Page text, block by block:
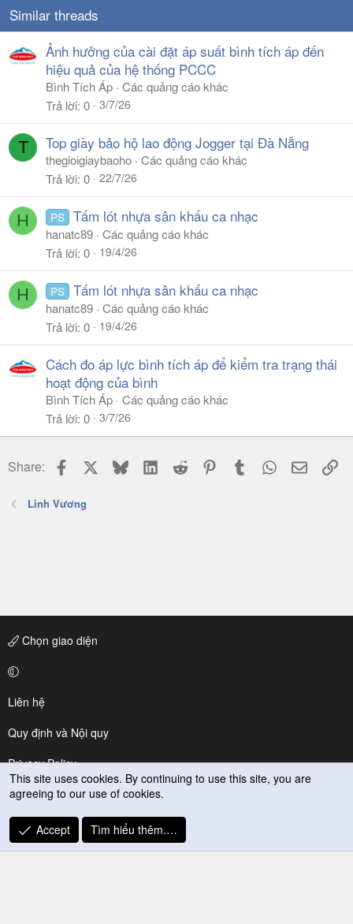
Similar threads
Ảnh hưởng của cài đặt áp suất bình tích áp đến
hiệu quả của hệ thống PCCC
Bình Tích Áp Các quảng cáo khác
Trả lời 0 3/7/26
T Top giày bảo hộ lao động Jogger tại Đà Nẵng
thegioigiaybaoho Các quảng cáo khác
Trả lời 0 22/7/26
H PS Tấm lót nhựa sân khấu ca nhạc
hanatc89 Các quảng cáo khác
Trả lời 0 19/4/26
H PS Tấm lót nhựa sân khấu ca nhạc
hanatc89 Các quảng cáo khác
Trả lời 0 19/4/26
Cách đo áp lực bình tích áp để kiểm tra trạng thái
hoạt động của bình
Bình Tích Áp Các quảng cáo khác
Trả lời 0 3/7/26
Share: Facebook BlueskyLinkedIn
Reddit PinterestTumblr WhatsApp
Email
Linh Vương
Chọn giao diện
Liên hệ
Quy định và Nội quy
Privacy Policy
Trợ giúp
R
S
This site uses cookies. By continuing to use this site, you are
agreeing to our use of cookies.
Accept Tìm hiểu thêm.…